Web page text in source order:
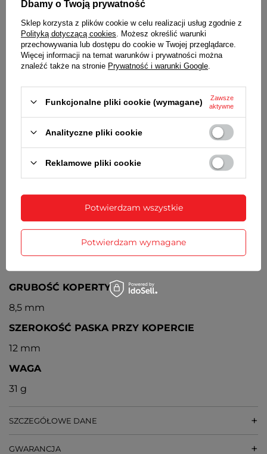
TARCZA
Kolor niebieski, zdobiona cyrkoniami
PASEK
Klasyczne, na sprzączkę
ŚREDNICA KOPERTY
GRUBOŚĆ KOPERTY
8,5 mm
SZEROKOŚĆ PASKA PRZY KOPERCIE
12 mm
WAGA
31 g
SZCZEGÓŁOWE DANE
GWARANCJA
Dbamy o Twoją prywatność
Sklep korzysta z plików cookie w celu realizacji usług zgodnie z
Polityką dotyczącą cookies . Możesz określić warunki
przechowywania lub dostępu do cookie w Twojej przeglądarce.
Więcej informacji na temat warunków i prywatności można
znaleźć także na stronie Prywatność i warunki Google
Funkcjonalne pliki cookie (wymagane)
Zawsze
aktywne
Analityczne pliki cookie
Reklamowe pliki cookie
Potwierdzam wymagane
Potwierdzam wszystkie